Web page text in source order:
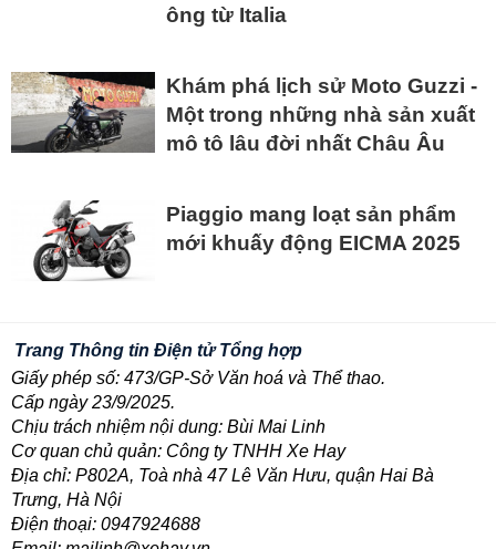
ông từ Italia
Khám phá lịch sử Moto Guzzi -
Một trong những nhà sản xuất
mô tô lâu đời nhất Châu Âu
Piaggio mang loạt sản phẩm
mới khuấy động EICMA 2025
Trang Thông tin Điện tử Tổng hợp
Giấy phép số: 473/GP-Sở Văn hoá và Thể thao.
Cấp ngày 23/9/2025.
Chịu trách nhiệm nội dung: Bùi Mai Linh
Cơ quan chủ quản: Công ty TNHH Xe Hay
Địa chỉ: P802A, Toà nhà 47 Lê Văn Hưu, quận Hai Bà
Trưng, Hà Nội
Điện thoại: 0947924688